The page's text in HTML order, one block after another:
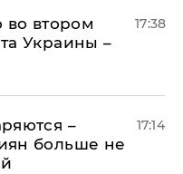
во втором
Украины –
17:38
–
больше не
17:14